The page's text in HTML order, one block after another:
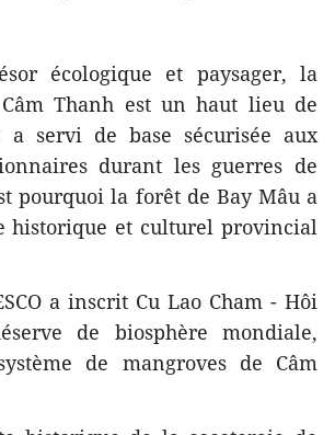
écologique et paysager, la
Thanh est un haut lieu de
a servi de base sécurisée aux
durant les guerres de
pourquoi la forêt de Bay Mâu a
historique et culturel provincial
a inscrit Cu Lao Cham - Hôi
de biosphère mondiale,
de mangroves de Câm